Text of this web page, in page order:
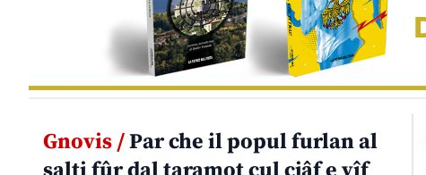
Gnovis /Par che il popul furlan al